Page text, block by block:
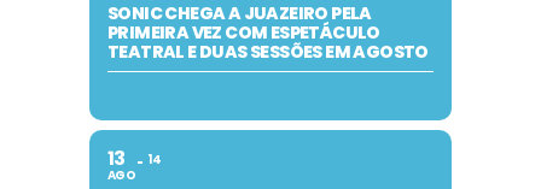
SONIC CHEGA A JUAZEIRO PELA
PRIMEIRA VEZ COM ESPETÁCULO
TEATRAL E DUAS SESSÕES EM AGOSTO
13
AGO
14